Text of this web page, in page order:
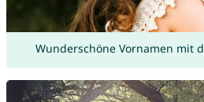
Wunderschöne Vornamen mit